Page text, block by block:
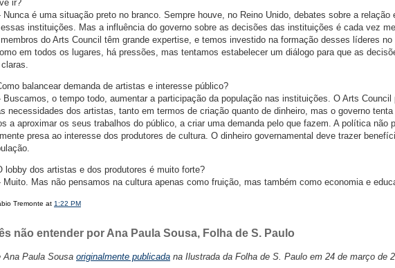
ir?
Nunca é uma situação preto no branco. Sempre houve, no Reino Unido, debates sobre a relação
instituições. Mas a influência do governo sobre as decisões das instituições é cada vez
do Arts Council têm grande expertise, e temos investido na formação desses líderes no
em todos os lugares, há pressões, mas tentamos estabelecer um diálogo para que as
balancear demanda de artistas e interesse público?
Buscamos, o tempo todo, aumentar a participação da população nas instituições. O Arts Council
necessidades dos artistas, tanto em termos de criação quanto de dinheiro, mas o governo tenta
a aproximar os seus trabalhos do público, a criar uma demanda pelo que fazem. A política não
presa ao interesse dos produtores de cultura. O dinheiro governamental deve trazer
lobby dos artistas e dos produtores é muito forte?
Muito. Mas não pensamos na cultura apenas como fruição, mas também como economia e
Tremonte at 1:22 PM
não entender por Ana Paula Sousa, Folha de S. Paulo
Ana Paula Sousa originalmente publicada na Ilustrada da Folha de S. Paulo em 24 de março de